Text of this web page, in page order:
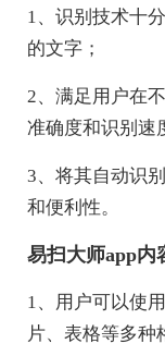
1、识别技术十
的文字；
2、满足用户在
准确度和识别速
3、将其自动识
和便利性。
易扫大师app内
1、用户可以使
片、表格等多种